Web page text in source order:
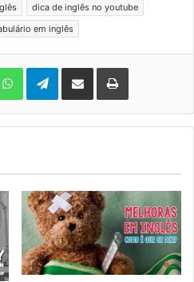
dica de inglês no youtube
em inglês
WhatsAppTelegram
Compartilhar via e-mail Imprimir